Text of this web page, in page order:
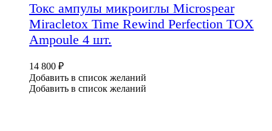
Токс ампулы микроиглы Microspear
Miracletox Time Rewind Perfection TOX
Ampoule 4 шт.
14 800 ₽
Добавить в список желаний
Добавить в список желаний